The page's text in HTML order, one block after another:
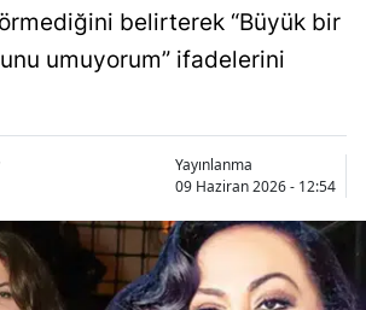
belirterek “Büyük bir
umuyorum” ifadelerini
Yayınlanma
09 Haziran 2026 - 12:54